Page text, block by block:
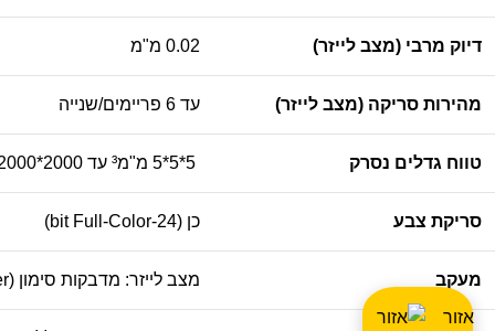
אזור
דיוק מרבי (מצב לייזר) 0.02 מ"מ
מהירות סריקה (מצב לייזר) עד 6 פריימים/שנייה
טווח גדלים נסרק 2000*2000*2000
סריקת צבע כן (24-bit Full-Color)
מעקב מצב לייזר: מדבקות סימון (Marker) בלבד. מצב NIR: מדבקות/גיאומטריה/טקסטורה.